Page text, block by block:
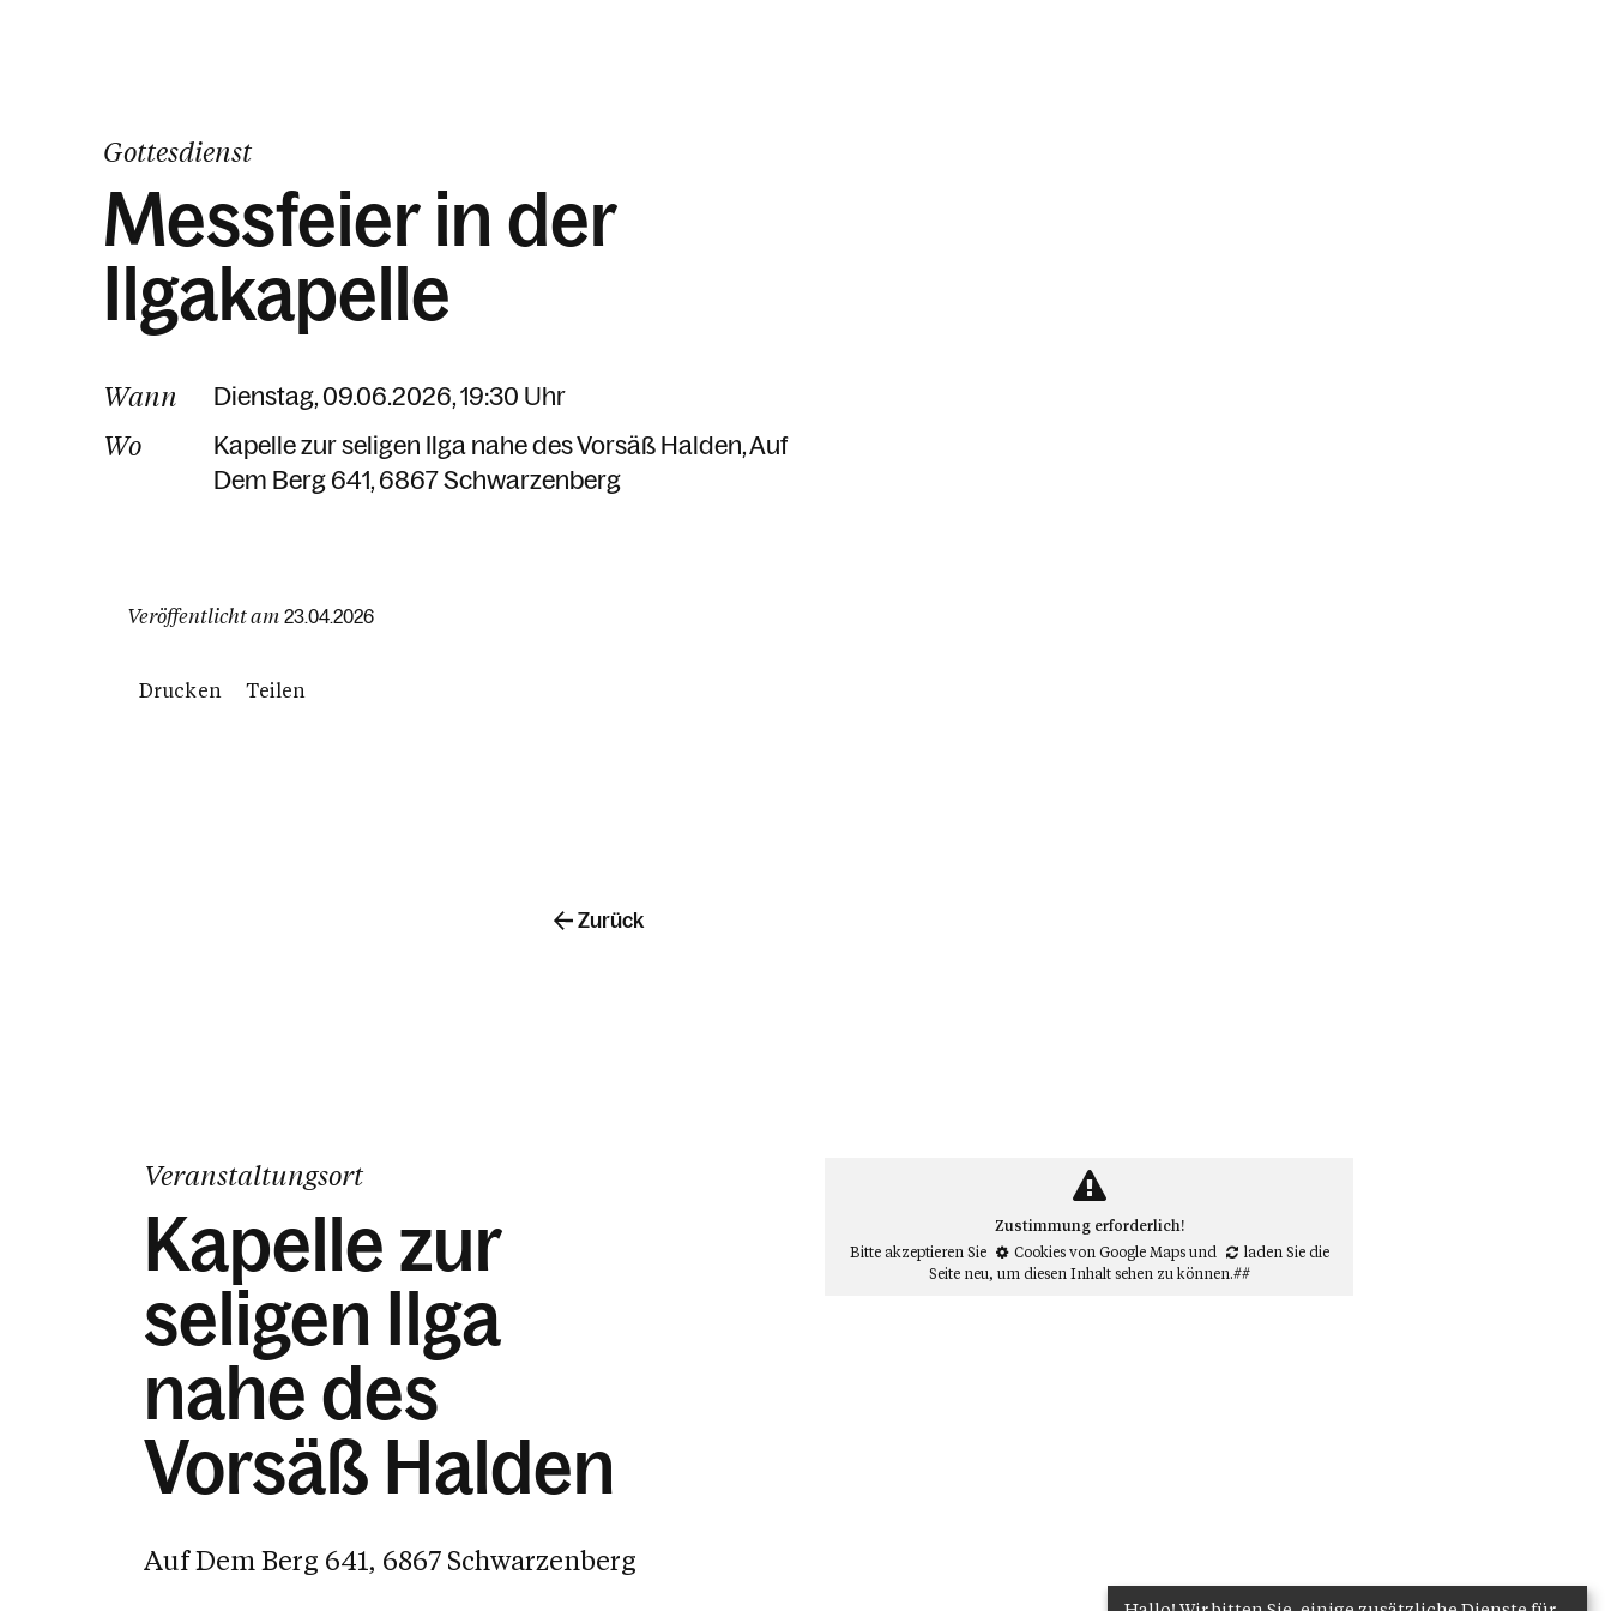
Gottesdienst
Messfeier in der
Ilgakapelle
Wann Dienstag, 09.06.2026, 19:30 Uhr
Wo Kapelle zur seligen Ilga nahe des Vorsäß Halden Auf
Dem Berg 641 6867 Schwarzenberg
Veröffentlicht am 23.04.2026
Drucken Teilen
Zurück
Veranstaltungsort
Kapelle zur
seligen Ilga
nahe des
Vorsäß Halden
Auf Dem Berg 641, 6867 Schwarzenberg
Zustimmung erforderlich!
Bitte akzeptieren Sie
Cookies von Google Mapsund
laden Sie die
Seite neu, um diesen Inhalt sehen zu können.##